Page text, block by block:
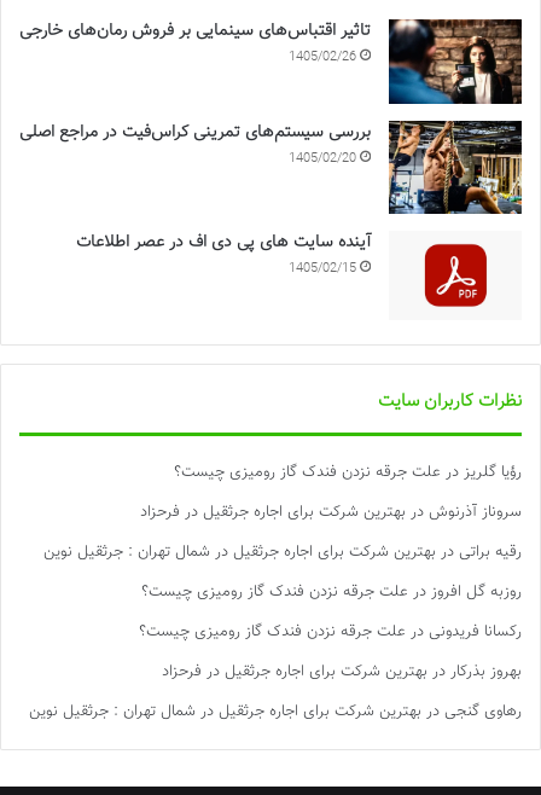
تاثیر اقتباس‌های سینمایی بر فروش رمان‌های خارجی
1405/02/26
بررسی سیستم‌های تمرینی کراس‌فیت در مراجع اصلی
1405/02/20
آینده سایت های پی دی اف در عصر اطلاعات
1405/02/15
نظرات کاربران سایت
رؤیا گلریز در علت جرقه نزدن فندک گاز رومیزی چیست؟
سروناز آذرنوش در بهترین شرکت برای اجاره جرثقیل در فرحزاد
رقیه براتی در بهترین شرکت برای اجاره جرثقیل در شمال تهران : جرثقیل نوین
روزبه گل افروز در علت جرقه نزدن فندک گاز رومیزی چیست؟
رکسانا فریدونی در علت جرقه نزدن فندک گاز رومیزی چیست؟
بهروز بذرکار در بهترین شرکت برای اجاره جرثقیل در فرحزاد
رهاوی گنجی در بهترین شرکت برای اجاره جرثقیل در شمال تهران : جرثقیل نوین